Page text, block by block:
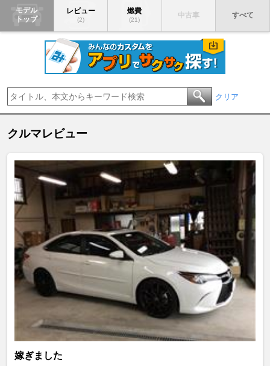
モデル
トップ
レビュー
(2)
燃費
(21)
中古車 すべて
クリア
クルマレビュー
嫁ぎました